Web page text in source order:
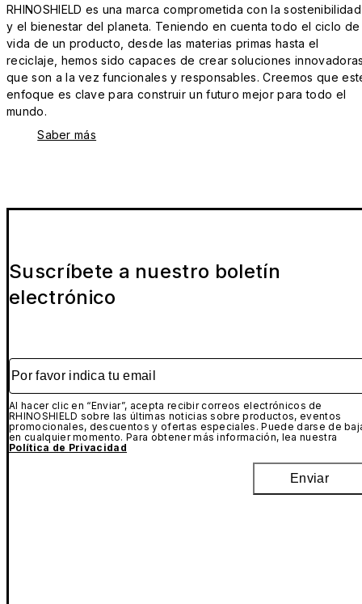
RHINOSHIELD es una marca comprometida con la sostenibilidad
y el bienestar del planeta. Teniendo en cuenta todo el ciclo de
vida de un producto, desde las materias primas hasta el
reciclaje, hemos sido capaces de crear soluciones
que son a la vez funcionales y responsables. Creemos que
enfoque es clave para construir un futuro mejor para todo el
mundo.
Saber más
Suscríbete a nuestro boletín
electrónico
Por favor indica tu email
Al hacer clic en “Enviar”, acepta recibir correos electrónicos de
RHINOSHIELD sobre las últimas noticias sobre productos, eventos
promocionales, descuentos y ofertas especiales. Puede darse de
en cualquier momento. Para obtener más información, lea nuestra
Política de Privacidad
Enviar